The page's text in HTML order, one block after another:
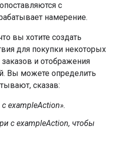
с
намерение.
вы хотите создать
для покупки некоторых
заказов и отображения
Вы можете определить
сказав:
exampleAction».
с exampleAction, чтобы